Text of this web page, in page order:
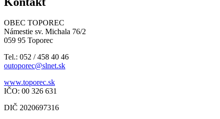
OBEC TOPOREC
Námestie sv. Michala 76/2
059 95 Toporec
Tel.: 052 / 458 40 46
outoporec@slnet.sk
www.toporec.sk
IČO: 00 326 631
DIČ 2020697316